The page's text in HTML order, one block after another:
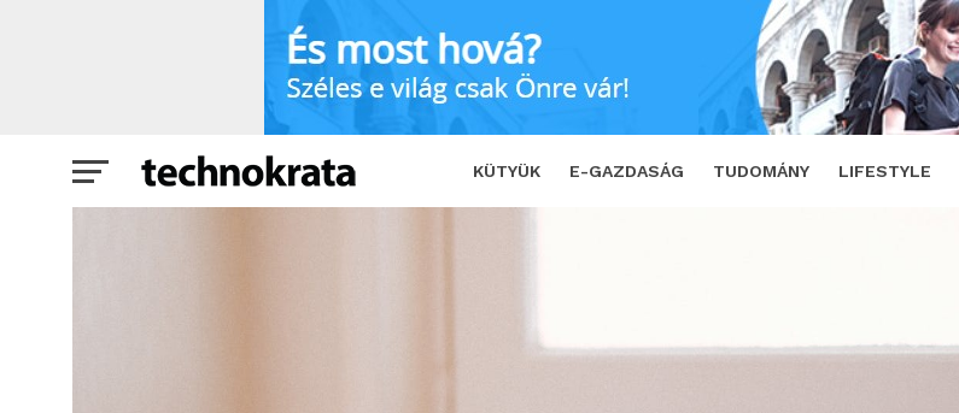
KÜTYÜK E-GAZDASÁG TUDOMÁNY LIFESTYLE
Az Otthon Start a babavárót is kirántja a gödörből? SHARE TWEET